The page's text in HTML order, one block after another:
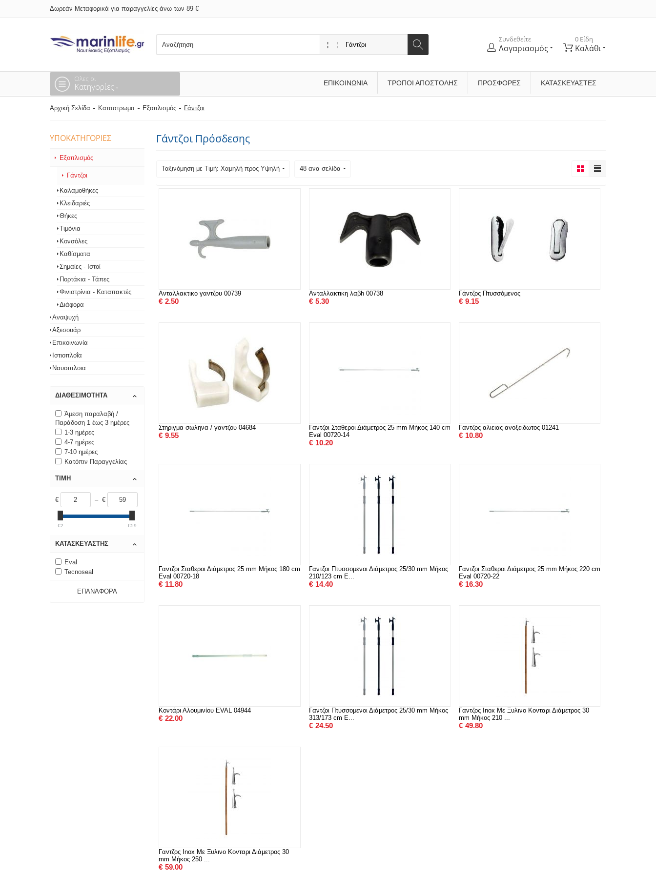
Δωρεάν Μεταφορικά για παραγγελίες άνω των 89 €
Συνδεθείτε
Λογαριασμός
0 Είδη
Καλάθι
Ολες οι
Κατηγορίες ΕΠΙΚΟΙΝΩΝΊΑ ΤΡΌΠΟΙ ΑΠΟΣΤΟΛΉΣ ΠΡΟΣΦΟΡΕΣ ΚΑΤΑΣΚΕΥΑΣΤΈΣ
Αρχική Σελίδα Καταστρωμα Εξοπλισμός Γάντζοι
ΥΠΟΚΑΤΗΓΟΡΊΕΣ
Εξοπλισμός
Γάντζοι
Καλαμοθήκες
Κλειδαριές
Θήκες
Τιμόνια
Κονσόλες
Καθίσματα
Σημαίες - Ιστοί
Πορτάκια - Τάπες
Φινιστρίνια - Καταπακτές
Διάφορα
Αναψυχή
Αξεσουάρ
Επικοινωνία
Ιστιοπλοΐα
Ναυσιπλοια
ΔΙΑΘΕΣΙΜΌΤΗΤΑ
Άμεση παραλαβή /
Παράδοση 1 έως 3 ημέρες
1-3 ημέρες
4-7 ημέρες
7-10 ημέρες
Κατόπιν Παραγγελίας
ΤΙΜΉ
€ – €
€2 €59
ΚΑΤΑΣΚΕΥΑΣΤΉΣ
Eval
Tecnoseal
ΕΠΑΝΑΦΟΡΆ
Γάντζοι Πρόσδεσης
Ταξινόμηση με Τιμή: Χαμηλή προς Υψηλή 48 ανα σελίδα
Ανταλλακτικο γαντζου 00739
€ 2.50
Ανταλλακτικη λαβh 00738
€ 5.30
Γάντζος Πτυσσόμενος
€ 9.15
Στηριγμα σωληνα / γαντζου 04684
€ 9.55
Γαντζοι Σταθεροι Διάμετρος 25 mm Μήκος 140 cm
Eval 00720-14
€ 10.20
Γαντζος αλιειας ανοξειδωτος 01241
€ 10.80
Γαντζοι Σταθεροι Διάμετρος 25 mm Μήκος 180 cm
Eval 00720-18
€ 11.80
Γαντζοι Πτυσσομενοι Διάμετρος 25/30 mm Μήκος
210/123 cm E...
€ 14.40
Γαντζοι Σταθεροι Διάμετρος 25 mm Μήκος 220 cm
Eval 00720-22
€ 16.30
Κοντάρι Αλουμινίου EVAL 04944
€ 22.00
Γαντζοι Πτυσσομενοι Διάμετρος 25/30 mm Μήκος
313/173 cm E...
€ 24.50
Γαντζος Inox Με Ξυλινο Κονταρι Διάμετρος 30
mm Μήκος 210 ...
€ 49.80
Γαντζος Inox Με Ξυλινο Κονταρι Διάμετρος 30
mm Μήκος 250 ...
€ 59.00